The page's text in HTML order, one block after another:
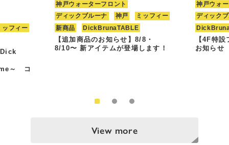
ッフィー
～ コ
神戸ウォーターフロント
ディックブルーナ
神戸
ミッフィー
新商品
DickBrunaTABLE
【追加商品のお知らせ】8/8・
8/10〜 新アイテムが登場します！
神戸ウォ
ディック
【4F特
お知らせ
View more